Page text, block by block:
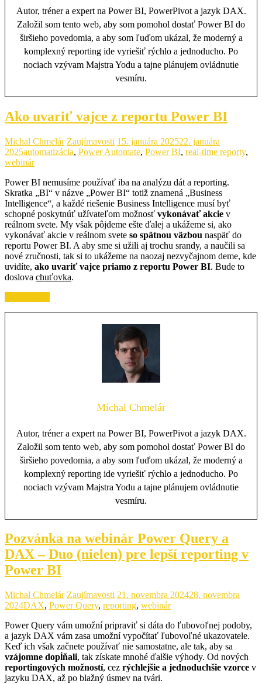
Autor, tréner a expert na Power BI, PowerPivot a jazyk DAX.
Založil som tento web, aby som pomohol dostať Power BI do
širšieho povedomia, a aby som ľuďom ukázal, že moderný a
komplexný reporting ide vyriešiť rýchlo a jednoducho. Po
nociach vzývam Majstra Yodu a tajne plánujem ovládnutie
vesmíru.
Ako uvariť vajce z reportu Power BI
Michal Chmelár Zaujímavosti 15. januára 202522. januára
2025automatizácia, Power Automate, Power BI, real-time reporty,
webinár
Power BI nemusíme používať iba na analýzu dát a reporting.
Skratka „BI“ v názve „Power BI“ totiž znamená „Business
Intelligence“, a každé riešenie Business Intelligence musí byť
schopné poskytnúť užívateľom možnosť vykonávať akcie v
reálnom svete. My však pôjdeme ešte ďalej a ukážeme si, ako
vykonávať akcie v reálnom svete so spätnou väzbou naspäť do
reportu Power BI. A aby sme si užili aj trochu srandy, a naučili sa
nové zručnosti, tak si to ukážeme na naozaj nezvyčajnom deme, kde
uvidíte, ako uvariť vajce priamo z reportu Power BI. Bude to
doslova chuťovka.
Michal Chmelár
Autor, tréner a expert na Power BI, PowerPivot a jazyk DAX.
Založil som tento web, aby som pomohol dostať Power BI do
širšieho povedomia, a aby som ľuďom ukázal, že moderný a
komplexný reporting ide vyriešiť rýchlo a jednoducho. Po
nociach vzývam Majstra Yodu a tajne plánujem ovládnutie
vesmíru.
Pozvánka na webinár Power Query a
DAX – Duo (nielen) pre lepší reporting v
Power BI
Michal Chmelár Zaujímavosti 21. novembra 202428. novembra
2024DAX, Power Query, reporting, webinár
Power Query vám umožní pripraviť si dáta do ľubovoľnej podoby,
a jazyk DAX vám zasa umožní vypočítať ľubovoľné ukazovatele.
Keď ich však začnete používať nie samostatne, ale tak, aby sa
vzájomne dopĺňali, tak získate mnohé ďalšie výhody. Od nových
reportingových možností, cez rýchlejšie a jednoduchšie vzorce v
jazyku DAX, až po blažný úsmev na tvári.